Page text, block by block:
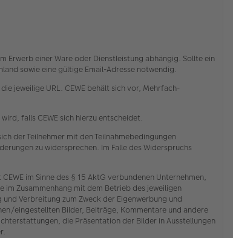
Erwerb einer Ware oder Dienstleistung abhängig. Sollte ein
sowie eine gültige Email-Adresse notwendig.
jeweilige URL. CEWE behält sich vor, Mehrfach-
falls CEWE sich hierzu entscheidet.
der Teilnehmer mit den Teilnahmebedingungen
zu widersprechen. Im Falle des Widerspruchs
im Sinne des § 15 AktG verbundenen Unternehmen,
Zusammenhang mit dem Betrieb des jeweiligen
Verbreitung zum Zweck der Eigenwerbung und
eingestellten Bilder, Beiträge, Kommentare und andere
die Präsentation der Bilder in Ausstellungen